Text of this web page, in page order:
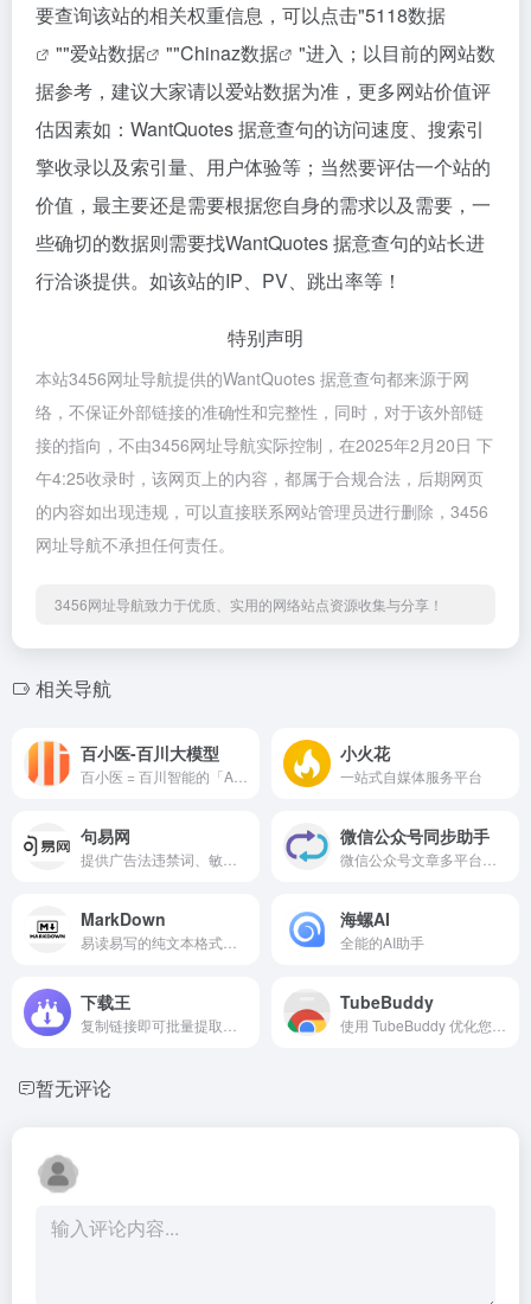
要查询该站的相关权重信息，可以点击"5118数据
""爱站数据 ""Chinaz数据
"进入；以目前的网站数
据参考，建议大家请以爱站数据为准，更多网站价值评
估因素如：WantQuotes 据意查句的访问速度、搜索引
擎收录以及索引量、用户体验等；当然要评估一个站的
价值，最主要还是需要根据您自身的需求以及需要，一
些确切的数据则需要找WantQuotes 据意查句的站长进
行洽谈提供。如该站的IP、PV、跳出率等！
特别声明
本站3456网址导航提供的WantQuotes 据意查句都来源于网
络，不保证外部链接的准确性和完整性，同时，对于该外部链
接的指向，不由3456网址导航实际控制，在2025年2月20日 下
午4:25收录时，该网页上的内容，都属于合规合法，后期网页
的内容如出现违规，可以直接联系网站管理员进行删除，3456
网址导航不承担任何责任。
3456网址导航致力于优质、实用的网络站点资源收集与分享！
相关导航
百小医-百川大模型 小火花
一站式自媒体服务平台
句易网 微信公众号同步助手
MarkDown 海螺AI
全能的AI助手
下载王 TubeBuddy
暂无评论